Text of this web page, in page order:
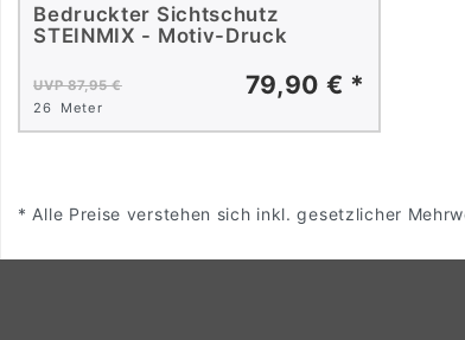
Bedruckter Sichtschutz
STEINMIX - Motiv-Druck
UVP 87,95 € 79,90 € *
26 Meter
* Alle Preise verstehen sich inkl. gesetzlicher